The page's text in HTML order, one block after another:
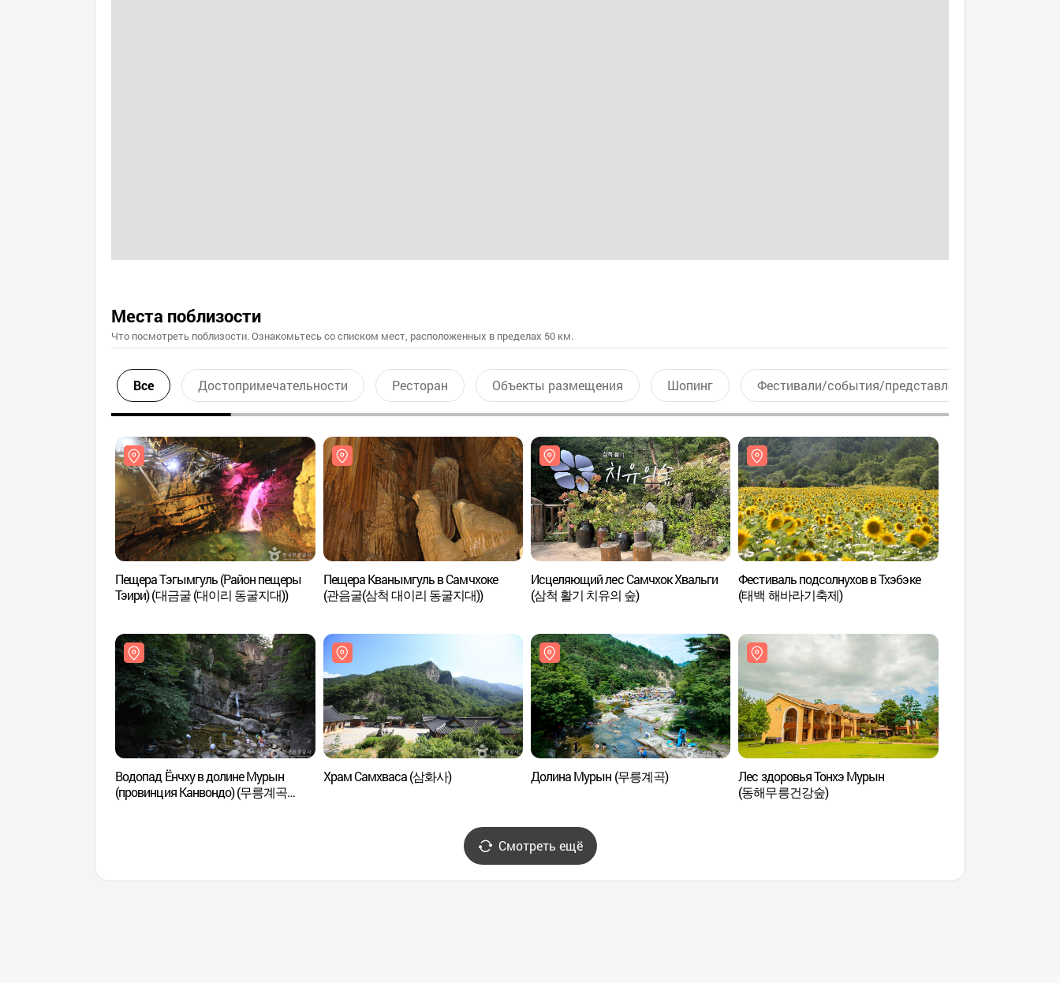
Места поблизости
Что посмотреть поблизости. Ознакомьтесь со списком мест, расположенных в пределах 50 км.
Все Достопримечательности Ресторан Объекты размещения Шопинг Фестивали/события/представления
Пещера Тэгымгуль (Район пещеры
Тэири) (대금굴 (대이리 동굴지대))
Пещера Кванымгуль в Самчхоке
(관음굴(삼척 대이리 동굴지대))
Исцеляющий лес Самчхок Хвальги
(삼척 활기 치유의 숲)
Фестиваль подсолнухов в Тхэбэке
(태백 해바라기축제)
Водопад Ёнчху в долине Мурын
(провинция Канвондо) (무릉계곡
Храм Самхваса (삼화사) Долина Мурын (무릉계곡)
Лес здоровья Тонхэ Мурын
(동해무릉건강숲)
Смотреть ещё